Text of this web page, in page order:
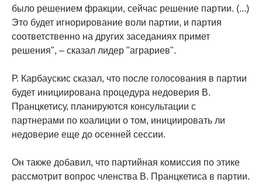
было решением фракции, сейчас решение партии. (...)
Это будет игнорирование воли партии, и партия
соответственно на других заседаниях примет
решения", – сказал лидер "аграриев".
Р. Карбаускис сказал, что после голосования в партии
будет инициирована процедура недоверия В.
Пранцкетису, планируются консультации с
партнерами по коалиции о том, инициировать ли
недоверие еще до осенней сессии.
Он также добавил, что партийная комиссия по этике
рассмотрит вопрос членства В. Пранцкетиса в партии.